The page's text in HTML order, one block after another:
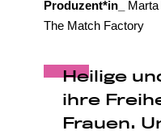
Produzent*in_
The Match Factory
Heilige
ihre
Frauen.